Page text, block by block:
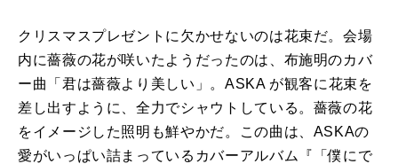
クリスマスプレゼントに⽋かせないのは花束だ。会場
内に薔薇の花が咲いたようだったのは、布施明のカバ
ー曲「君は薔薇より美しい」。ASKA が観客に花束を
差し出すように、全⼒でシャウトしている。薔薇の花
をイメージした照明も鮮やかだ。この曲は、ASKAの
愛がいっぱい詰まっているカバーアルバム『「僕にで